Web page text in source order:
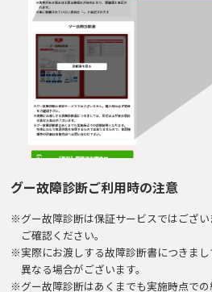
グー故障診断ご利用時の注意
※グー故障診断は保証サービスではござ
ご確認ください。
※実際にお渡しする故障診断書につきま
異なる場合がございます。
※グー故障診断はあくまでも実施時点で